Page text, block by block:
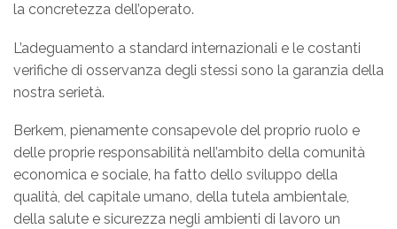
la concretezza dell’operato.
L’adeguamento a standard internazionali e le costanti
verifiche di osservanza degli stessi sono la garanzia della
nostra serietà.
Berkem, pienamente consapevole del proprio ruolo e
delle proprie responsabilità nell’ambito della comunità
economica e sociale, ha fatto dello sviluppo della
qualità, del capitale umano, della tutela ambientale,
della salute e sicurezza negli ambienti di lavoro un